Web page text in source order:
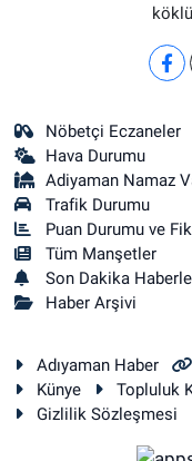
Nöbetçi Eczaneler
Hava Durumu
Adiyaman Namaz
Trafik Durumu
Puan Durumu ve
Tüm Manşetler
Son Dakika
Haber Arşivi
Adıyaman Haber
Künye
Topluluk
Gizlilik Sözleşmesi